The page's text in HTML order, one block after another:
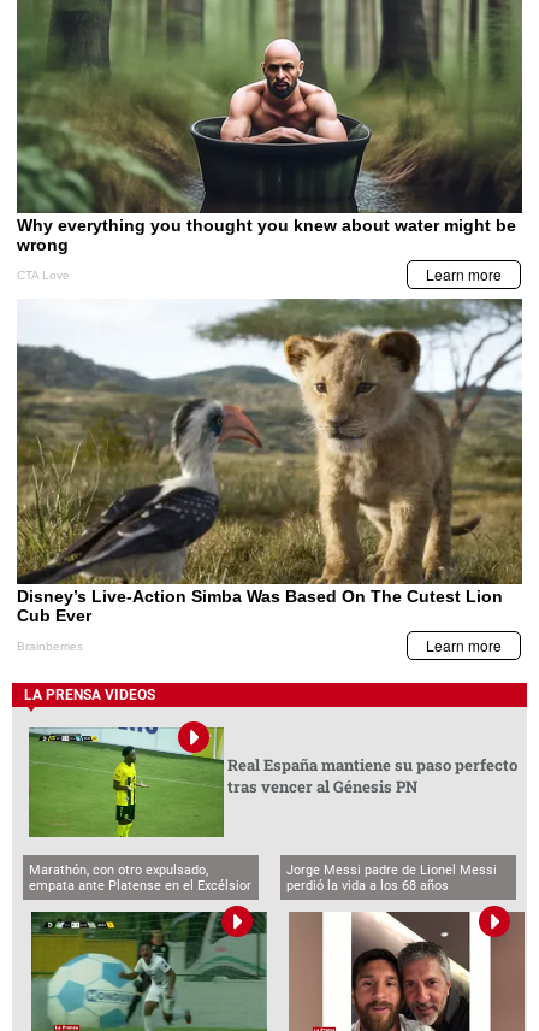
LA PRENSA VIDEOS
Real España mantiene su paso perfecto
tras vencer al Génesis PN
Marathón, con otro expulsado,
empata ante Platense en el Excélsior
Jorge Messi padre de Lionel Messi
perdió la vida a los 68 años